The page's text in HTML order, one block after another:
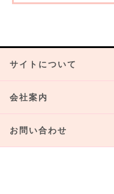
サイトについて
会社案内
お問い合わせ